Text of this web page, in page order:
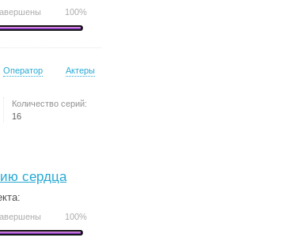
100%
Оператор Актеры
Количество серий:
16
сердца
100%